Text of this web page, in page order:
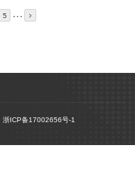
5 ···
浙ICP备17002656号-1